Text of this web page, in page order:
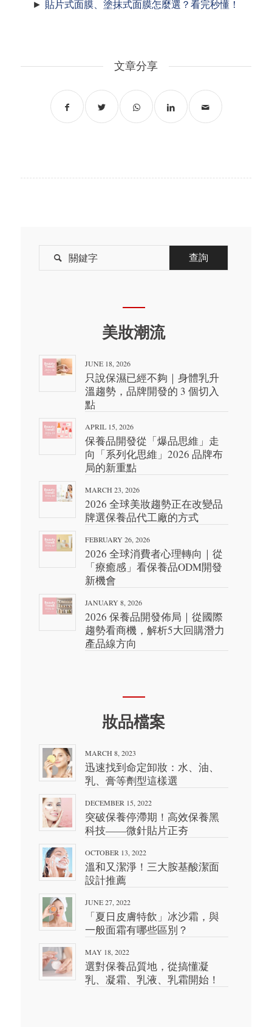
► 貼片式面膜、塗抹式面膜怎麼選？看完秒懂！
文章分享

美妝潮流
JUNE 18, 2026
只說保濕已經不夠｜身體乳升
溫趨勢，品牌開發的 3 個切入
點
APRIL 15, 2026
保養品開發從「爆品思維」走
向「系列化思維」2026 品牌布
局的新重點
MARCH 23, 2026
2026 全球美妝趨勢正在改變品
牌選保養品代工廠的方式
FEBRUARY 26, 2026
2026 全球消費者心理轉向｜從
「療癒感」看保養品ODM開發
新機會
JANUARY 8, 2026
2026 保養品開發佈局｜從國際
趨勢看商機，解析5大回購潛力
產品線方向
妝品檔案
MARCH 8, 2023
迅速找到命定卸妝：水、油、
乳、膏等劑型這樣選
DECEMBER 15, 2022
突破保養停滯期！高效保養黑
科技——微針貼片正夯
OCTOBER 13, 2022
溫和又潔淨！三大胺基酸潔面
設計推薦
JUNE 27, 2022
「夏日皮膚特飲」冰沙霜，與
一般面霜有哪些區別？
MAY 18, 2022
選對保養品質地，從搞懂凝
乳、凝霜、乳液、乳霜開始！